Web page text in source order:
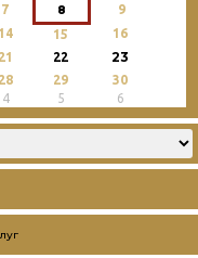
7 8
9
14 15
16
21 22 23
28 29
30
4 5 6